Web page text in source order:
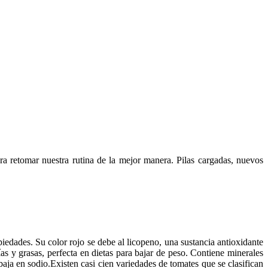
nuestra rutina de la mejor manera. Pilas cargadas, nuevos
Su color rojo se debe al licopeno, una sustancia antioxidante
y grasas, perfecta en dietas para bajar de peso. Contiene minerales
en sodio.Existen casi cien variedades de tomates que se clasifican